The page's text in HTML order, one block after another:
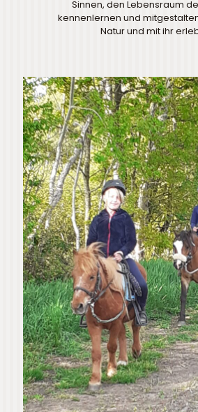
Sinnen, den Lebensraum
kennenlernen und
Natur und mit ihr